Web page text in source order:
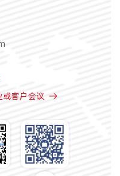
客户会议